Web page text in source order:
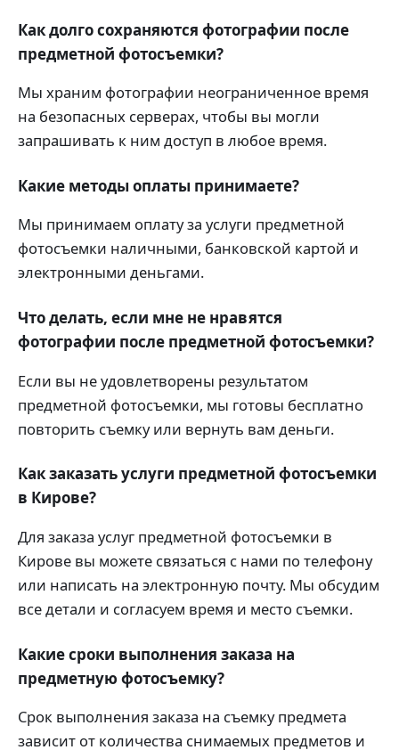
Как долго сохраняются фотографии после
предметной фотосъемки?
Мы храним фотографии неограниченное время
на безопасных серверах, чтобы вы могли
запрашивать к ним доступ в любое время.
Какие методы оплаты принимаете?
Мы принимаем оплату за услуги предметной
фотосъемки наличными, банковской картой и
электронными деньгами.
Что делать, если мне не нравятся
фотографии после предметной фотосъемки?
Если вы не удовлетворены результатом
предметной фотосъемки, мы готовы бесплатно
повторить съемку или вернуть вам деньги.
Как заказать услуги предметной фотосъемки
в Кирове?
Для заказа услуг предметной фотосъемки в
Кирове вы можете связаться с нами по телефону
или написать на электронную почту. Мы обсудим
все детали и согласуем время и место съемки.
Какие сроки выполнения заказа на
предметную фотосъемку?
Срок выполнения заказа на съемку предмета
зависит от количества снимаемых предметов и